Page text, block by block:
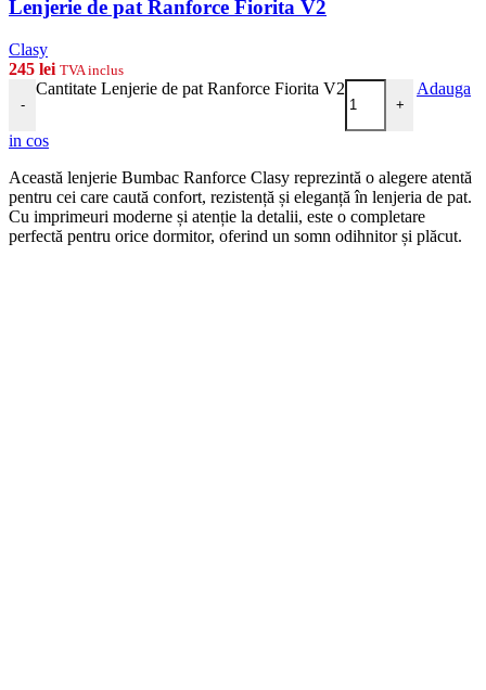
Lenjerie de pat Ranforce Fiorita V2
Clasy
245 lei TVA inclus
-
Cantitate Lenjerie de pat Ranforce Fiorita V2
+
Adauga
in cos
Această lenjerie Bumbac Ranforce Clasy reprezintă o alegere atentă
pentru cei care caută confort, rezistență și eleganță în lenjeria de pat.
Cu imprimeuri moderne și atenție la detalii, este o completare
perfectă pentru orice dormitor, oferind un somn odihnitor și plăcut.